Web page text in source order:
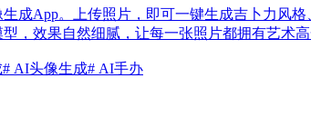
成App。上传照片，即可一键生成吉卜力风
，效果自然细腻，让每一张照片都拥有艺术高
# AI头像生成# AI手办